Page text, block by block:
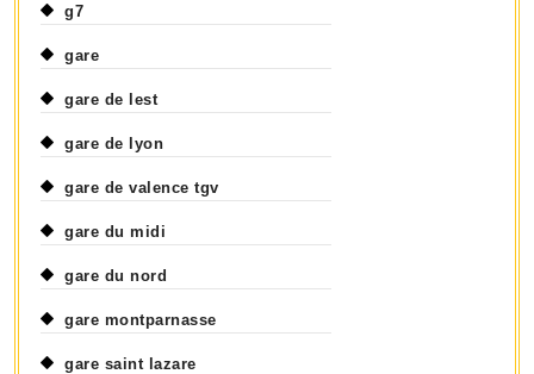
g7
gare
gare de lest
gare de lyon
gare de valence tgv
gare du midi
gare du nord
gare montparnasse
gare saint lazare